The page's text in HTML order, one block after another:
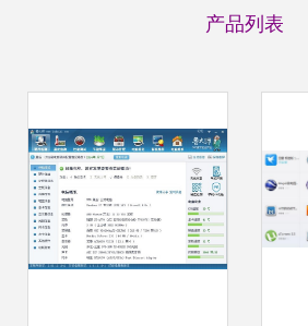
产品列表